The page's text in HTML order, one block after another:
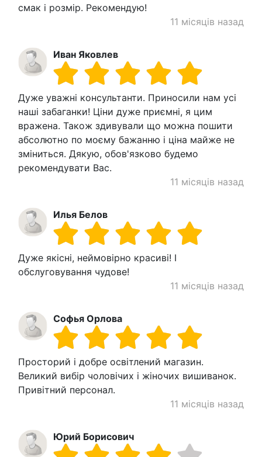
смак і розмір. Рекомендую!
11 місяців назад
Иван Яковлев
Дуже уважні консультанти. Приносили нам усі
наші забаганки! Ціни дуже приємні, я цим
вражена. Також здивували що можна пошити
абсолютно по моєму бажанню і ціна майже не
зміниться. Дякую, обов'язково будемо
рекомендувати Вас.
11 місяців назад
Илья Белов
Дуже якісні, неймовірно красиві! І
обслуговування чудове!
11 місяців назад
Софья Орлова
Просторий і добре освітлений магазин.
Великий вибір чоловічих і жіночих вишиванок.
Привітний персонал.
11 місяців назад
Юрий Борисович